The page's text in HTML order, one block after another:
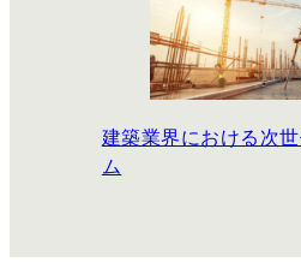
建築業界における次
ム